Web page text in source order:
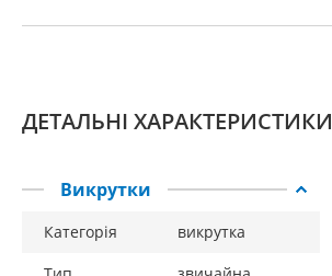
ДЕТАЛЬНІ ХАРАКТЕРИСТИКИ
Викрутки
Категорія
викрутка